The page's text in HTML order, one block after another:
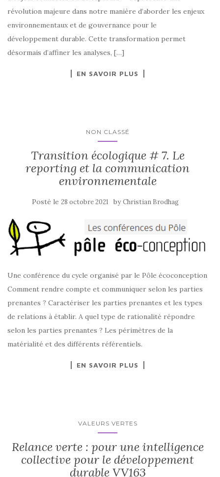
révolution majeure dans notre manière d’aborder les enjeux
environnementaux et de gouvernance pour le
développement durable. Cette transformation permet
désormais d’affiner les analyses, […]
EN SAVOIR PLUS
NON CLASSÉ
Transition écologique # 7. Le
reporting et la communication
environnementale
Posté le 28 octobre 2021 byChristian Brodhag
Une conférence du cycle organisé par le Pôle écoconception
Comment rendre compte et communiquer selon les parties
prenantes ? Caractériser les parties prenantes et les types
de relations à établir. A quel type de rationalité répondre
selon les parties prenantes ? Les périmètres de la
matérialité et des différents référentiels.
EN SAVOIR PLUS
VALEURS VERTES
Relance verte : pour une intelligence
collective pour le développement
durable VV163